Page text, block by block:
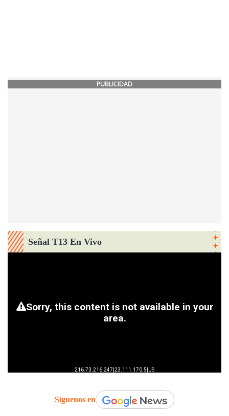
PUBLICIDAD
Señal T13 En Vivo
Síguenos en